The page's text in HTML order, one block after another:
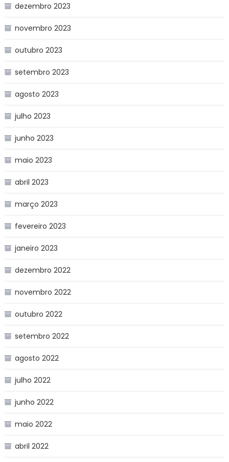
dezembro 2023
novembro 2023
outubro 2023
setembro 2023
agosto 2023
julho 2023
junho 2023
maio 2023
abril 2023
março 2023
fevereiro 2023
janeiro 2023
dezembro 2022
novembro 2022
outubro 2022
setembro 2022
agosto 2022
julho 2022
junho 2022
maio 2022
abril 2022